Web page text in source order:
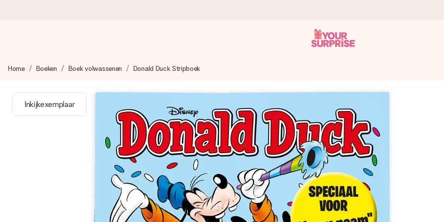
We maken jouw cadeau met zorg en zorgen dat het razendsnel onderweg is - zodat jij kunt geven op precies het juiste moment,
4,8 (gebaseerd op +8.000 reviews)
Onze cadeaus worden gewaardeerd. Klanten beoordelen ons met een 4,7 op Google Reviews
Je maakt in een paar stappen iets unieks – met haar naam, jullie foto of een boodschap die raakt. Zonder gedoe, maar met alle
Home Boeken Boek volwassenen Donald Duck Stripboek
Inkijkexemplaar